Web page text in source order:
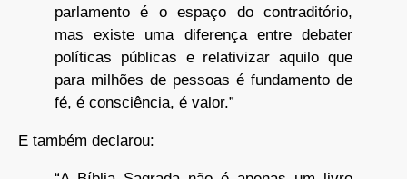
parlamento é o espaço do contraditório,
mas existe uma diferença entre debater
políticas públicas e relativizar aquilo que
para milhões de pessoas é fundamento de
fé, é consciência, é valor.”
E também declarou: